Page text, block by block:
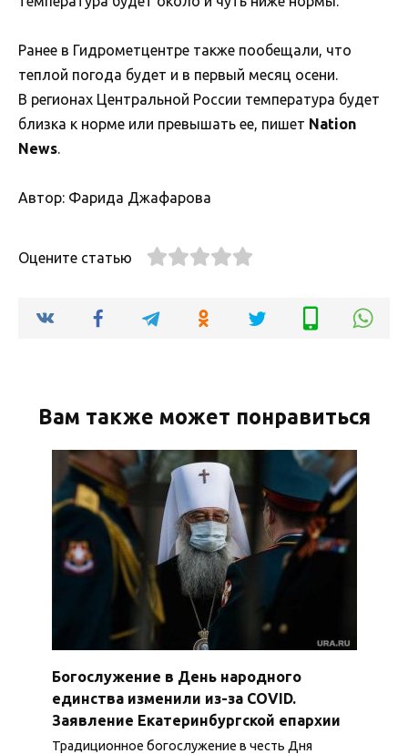
Ранее в Гидрометцентре также пообещали, что
теплой погода будет и в первый месяц осени.
В регионах Центральной России температура будет
близка к норме или превышать ее, пишет Nation
News.
Автор: Фарида Джафарова
Оцените статью
Вам также может понравиться
Богослужение в День народного
единства изменили из-за COVID.
Заявление Екатеринбургской епархии
Традиционное богослужение в честь Дня